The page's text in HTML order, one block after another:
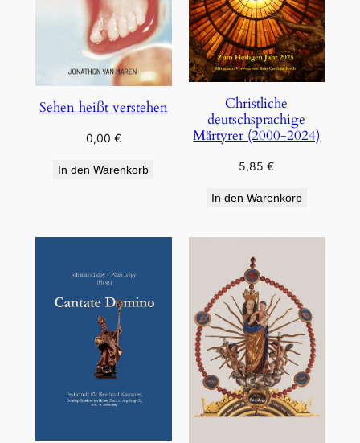
Sehen heißt verstehen
0,00 €
In den Warenkorb
Christliche
deutschsprachige
Märtyrer (2000-2024)
5,85€
In den Warenkorb